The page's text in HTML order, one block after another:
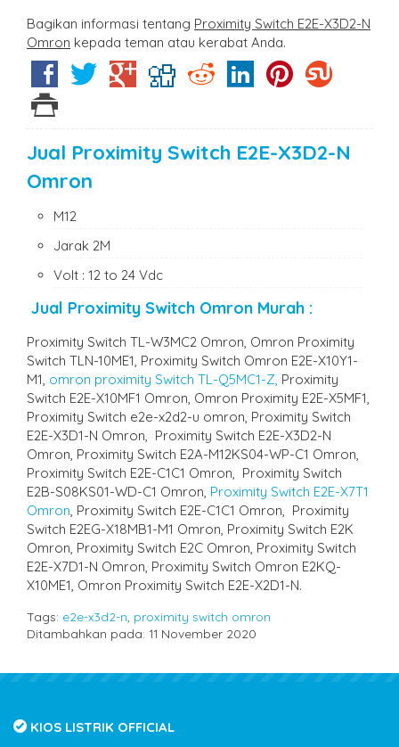
Bagikan informasi tentang Proximity Switch E2E-X3D2-N
Omron kepada teman atau kerabat Anda.
Jual Proximity Switch E2E-X3D2-N
Omron
M12
Jarak 2M
Volt : 12 to 24 Vdc
Jual Proximity Switch Omron Murah :
Proximity Switch TL-W3MC2 Omron, Omron Proximity
Switch TLN-10ME1, Proximity Switch Omron E2E-X10Y1-
M1, omron proximity Switch TL-Q5MC1-Z, Proximity
Switch E2E-X10MF1 Omron, Omron Proximity E2E-X5MF1,
Proximity Switch e2e-x2d2-u omron, Proximity Switch
E2E-X3D1-N Omron, Proximity Switch E2E-X3D2-N
Omron, Proximity Switch E2A-M12KS04-WP-C1 Omron,
Proximity Switch E2E-C1C1 Omron, Proximity Switch
E2B-S08KS01-WD-C1 Omron, Proximity Switch E2E-X7T1
Omron , Proximity Switch E2E-C1C1 Omron, Proximity
Switch E2EG-X18MB1-M1 Omron, Proximity Switch E2K
Omron, Proximity Switch E2C Omron, Proximity Switch
E2E-X7D1-N Omron, Proximity Switch Omron E2KQ-
X10ME1, Omron Proximity Switch E2E-X2D1-N.
Tags: e2e-x3d2-n proximity switch omron
Ditambahkan pada: 11 November 2020
KIOS LISTRIK OFFICIAL